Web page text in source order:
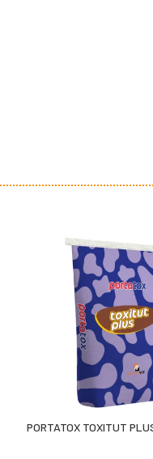
PORTATOX TOXITUT